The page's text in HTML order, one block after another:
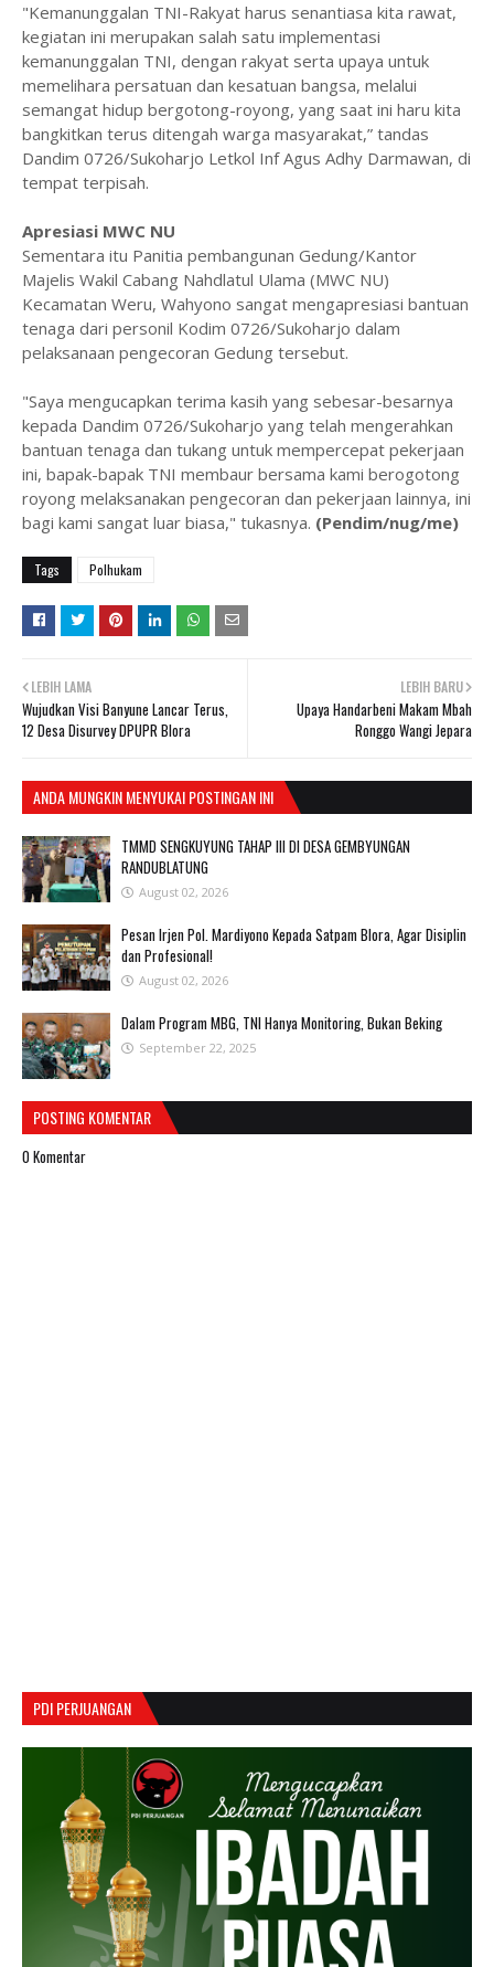
"Kemanunggalan TNI-Rakyat harus senantiasa kita rawat,
kegiatan ini merupakan salah satu implementasi
kemanunggalan TNI, dengan rakyat serta upaya untuk
memelihara persatuan dan kesatuan bangsa, melalui
semangat hidup bergotong-royong, yang saat ini haru kita
bangkitkan terus ditengah warga masyarakat,” tandas
Dandim 0726/Sukoharjo Letkol Inf Agus Adhy Darmawan, di
tempat terpisah.
Apresiasi MWC NU
Sementara itu Panitia pembangunan Gedung/Kantor
Majelis Wakil Cabang Nahdlatul Ulama (MWC NU)
Kecamatan Weru, Wahyono sangat mengapresiasi bantuan
tenaga dari personil Kodim 0726/Sukoharjo dalam
pelaksanaan pengecoran Gedung tersebut.
"Saya mengucapkan terima kasih yang sebesar-besarnya
kepada Dandim 0726/Sukoharjo yang telah mengerahkan
bantuan tenaga dan tukang untuk mempercepat pekerjaan
ini, bapak-bapak TNI membaur bersama kami berogotong
royong melaksanakan pengecoran dan pekerjaan lainnya, ini
bagi kami sangat luar biasa," tukasnya. (Pendim/nug/me)
Tags Polhukam
LEBIH BARU
Upaya Handarbeni Makam Mbah
Ronggo Wangi Jepara
LEBIH LAMA
Wujudkan Visi Banyune Lancar Terus,
12 Desa Disurvey DPUPR Blora
ANDA MUNGKIN MENYUKAI POSTINGAN INI
TMMD SENGKUYUNG TAHAP III DI DESA GEMBYUNGAN
RANDUBLATUNG
August 02, 2026
Pesan Irjen Pol. Mardiyono Kepada Satpam Blora, Agar Disiplin
dan Profesional!
August 02, 2026
Dalam Program MBG, TNI Hanya Monitoring, Bukan Beking
September 22, 2025
POSTING KOMENTAR
0 Komentar
PDI PERJUANGAN